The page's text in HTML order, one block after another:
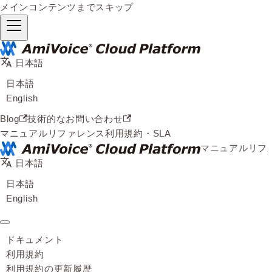
メインコンテンツまでスキップ
日本語
日本語
English
Blog
技術的なお問い合わせ
マニュアル リファレンス利用規約・SLA
マニュアル リ
日本語
日本語
English
ドキュメント
利用規約
利用規約の更新履歴